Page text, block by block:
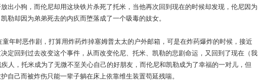
出小狗，而伦尼却用这块铁片杀死了托米，当他再次回到现在的时候却发现，伦尼因为
勒却因为弟弟死去的内疚而堕落成了一个吸毒的妓女。
年时恶作剧，打算用炸药炸掉塞姆普太太的户外邮箱，可是在炸药爆炸的时候，接近
定回到过去改变这个事件，从而改变伦尼、托米、凯勒的悲剧命运，又回到了现在（我
人，托米成为了无微不至关心自己的好朋友，而伦尼和凯勒成为了幸福的一对儿，但
自己而被炸伤只能一辈子躺在床上依靠维生装置苟延残喘。